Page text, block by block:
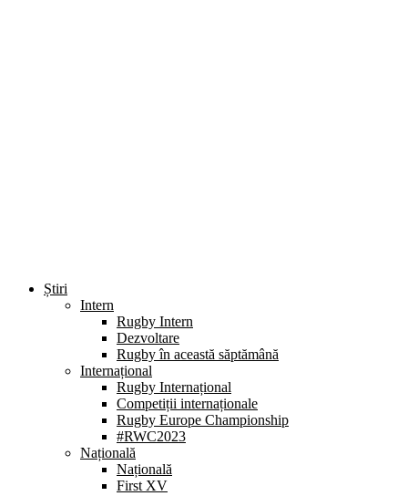
Știri
Intern
Rugby Intern
Dezvoltare
Rugby în această săptămână
Internațional
Rugby Internațional
Competiții internaționale
Rugby Europe Championship
#RWC2023
Națională
Națională
First XV